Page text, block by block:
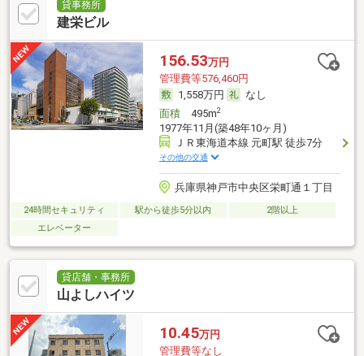
貸事務所
建栄ビル
156.53万円
管理費等576,460円
1,558万円
なし
面積495m2
1977年11月(築48年10ヶ月)
ＪＲ東海道本線 元町駅 徒歩7分
その他の交通
兵庫県神戸市中央区栄町通１丁目
24時間セキュリティ 駅から徒歩5分以内
2階以上
エレベーター
貸店舗・事務所
山よしハイツ
10.45万円
管理費等なし